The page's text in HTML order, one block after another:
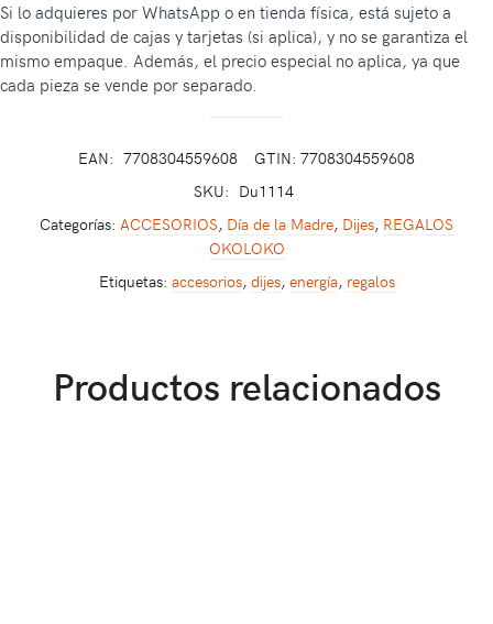
Si lo adquieres por WhatsApp o en tienda física, está sujeto a
disponibilidad de cajas y tarjetas (si aplica), y no se garantiza el
mismo empaque. Además, el precio especial no aplica, ya que
cada pieza se vende por separado.
EAN: 7708304559608
GTIN: 7708304559608
SKU: Du1114
Categorías: ACCESORIOS, Día de la Madre, Dijes, REGALOS
OKOLOKO
Etiquetas: accesorios, dijes, energía, regalos
Productos relacionados